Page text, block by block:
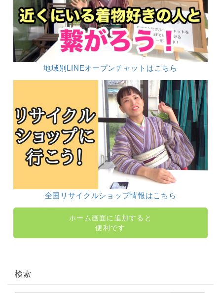
地域別LINEオープンチャットはこちら
全国リサイクルショップ情報はこちら
ホーム画面に追加すると
便利です
検索